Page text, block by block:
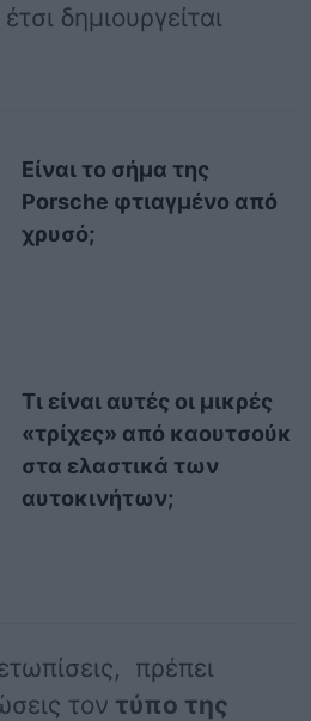
δημιουργείται
Είναι το σήμα της
Porsche φτιαγμένο από
χρυσό;
Τι είναι αυτές οι μικρές
«τρίχες» από καουτσούκ
στα ελαστικά των
αυτοκινήτων;
πρέπει
τον τύπο της